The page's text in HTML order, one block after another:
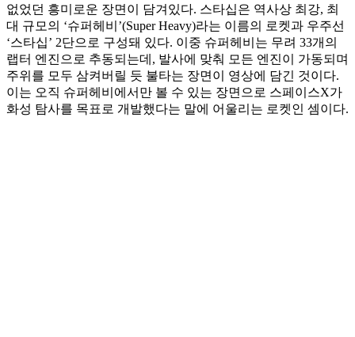
없었던 흥미로운 장면이 담겨있다. 스타십은 역사상 최강, 최
대 규모의 ‘슈퍼헤비’(Super Heavy)라는 이름의 로켓과 우주선
‘스타십’ 2단으로 구성돼 있다. 이중 슈퍼헤비는 무려 33개의
랩터 엔진으로 추동되는데, 발사에 맞춰 모든 엔진이 가동되며
주위를 모두 삼켜버릴 듯 불타는 장면이 영상에 담긴 것이다.
이는 오직 슈퍼헤비에서만 볼 수 있는 장면으로 스페이스X가
화성 탐사를 목표로 개발했다는 말에 어울리는 로켓인 셈이다.